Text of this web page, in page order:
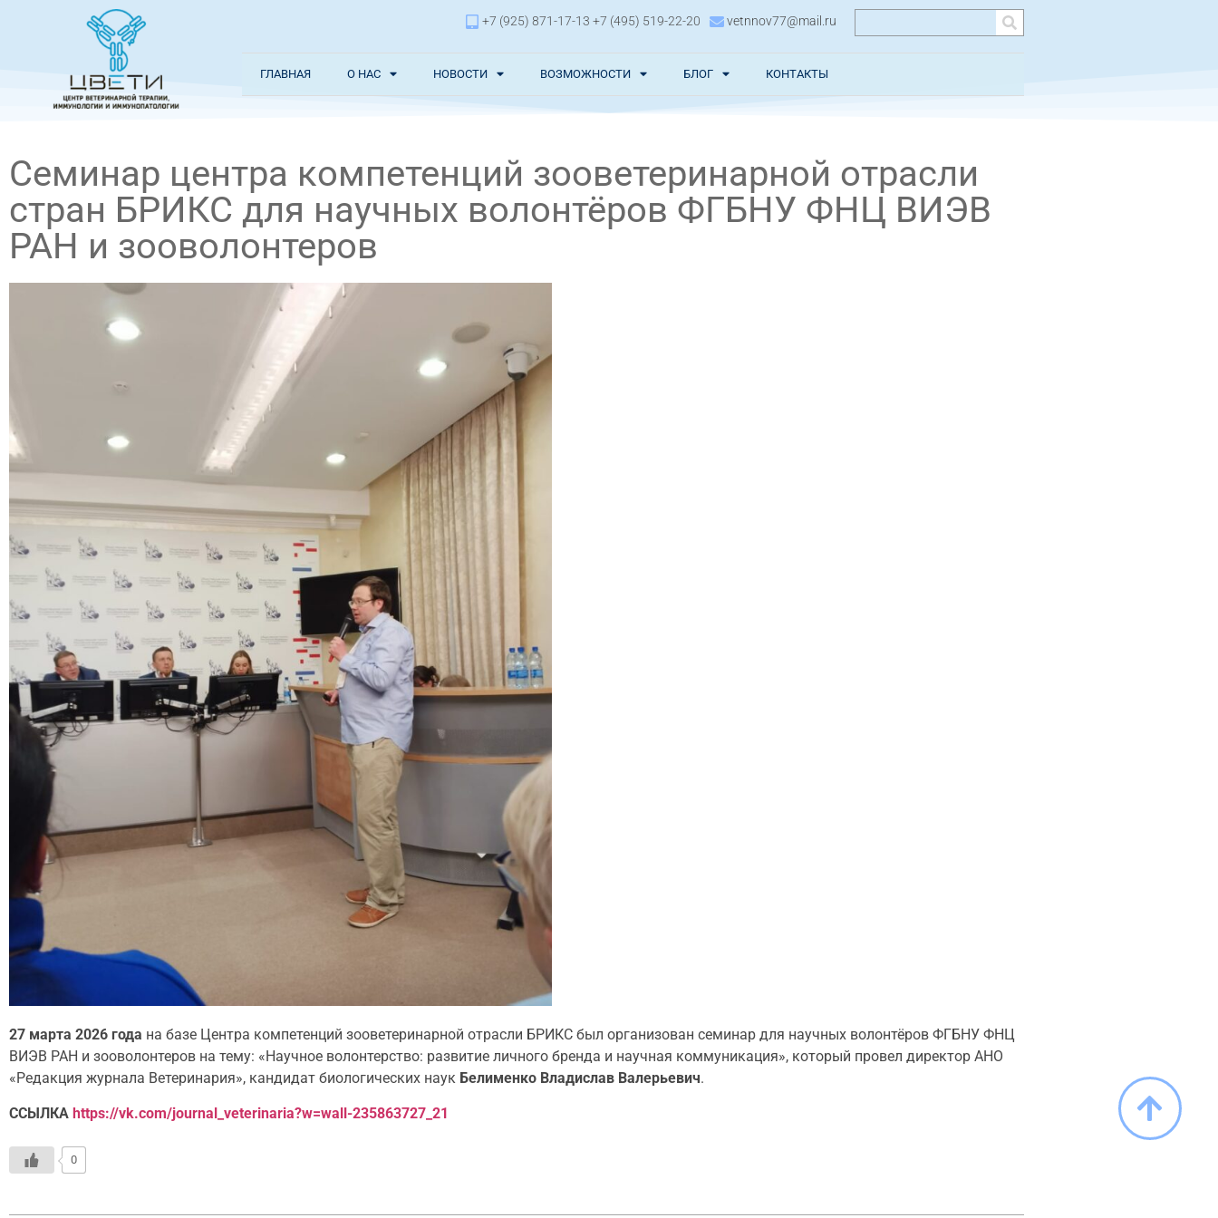
+7 (925) 871-17-13 +7 (495) 519-22-20 vetnnov77@mail.ru
ГЛАВНАЯ О НАС НОВОСТИ ВОЗМОЖНОСТИ БЛОГ КОНТАКТЫ
Семинар центра компетенций зооветеринарной отрасли
стран БРИКС для научных волонтёров ФГБНУ ФНЦ ВИЭВ
РАН и зооволонтеров
27 марта 2026 года на базе Центра компетенций зооветеринарной отрасли БРИКС был организован семинар для научных волонтёров ФГБНУ ФНЦ
ВИЭВ РАН и зооволонтеров на тему: «Научное волонтерство: развитие личного бренда и научная коммуникация», который провел директор АНО
«Редакция журнала Ветеринария», кандидат биологических наук Белименко Владислав Валерьевич.
ССЫЛКА https://vk.com/journal_veterinaria?w=wall-235863727_21
0